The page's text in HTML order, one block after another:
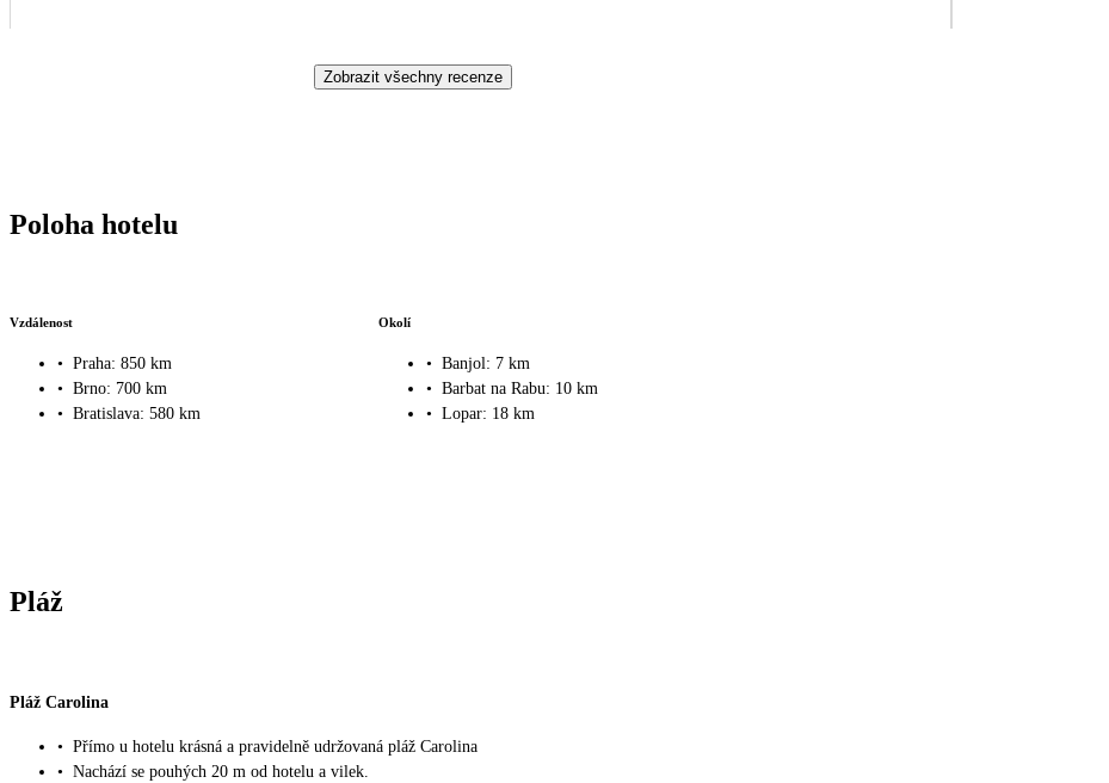
Zobrazit všechny recenze
Poloha hotelu
Vzdálenost
• Praha: 850 km
• Brno: 700 km
• Bratislava: 580 km
Okolí
• Banjol: 7 km
• Barbat na Rabu: 10 km
• Lopar: 18 km
Pláž
Pláž Carolina
• Přímo u hotelu krásná a pravidelně udržovaná pláž Carolina
• Nachází se pouhých 20 m od hotelu a vilek.